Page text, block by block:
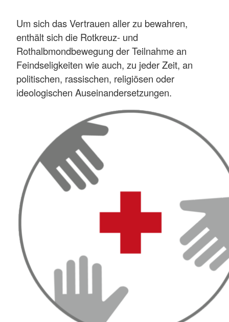
Um sich das Vertrauen aller zu bewahren,
enthält sich die Rotkreuz- und
Rothalbmondbewegung der Teilnahme an
Feindseligkeiten wie auch, zu jeder Zeit, an
politischen, rassischen, religiösen oder
ideologischen Auseinandersetzungen.